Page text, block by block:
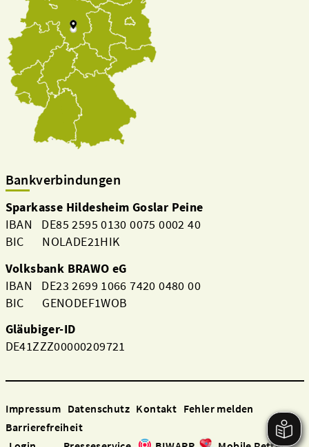
Bankverbindungen
Sparkasse Hildesheim Goslar Peine
IBAN DE85 2595 0130 0075 0002 40
BIC NOLADE21HIK
Volksbank BRAWO eG
IBAN DE23 2699 1066 7420 0480 00
BIC GENODEF1WOB
Gläubiger-ID
DE41ZZZ00000209721
Impressum Datenschutz Kontakt Fehler melden
Barrierefreiheit